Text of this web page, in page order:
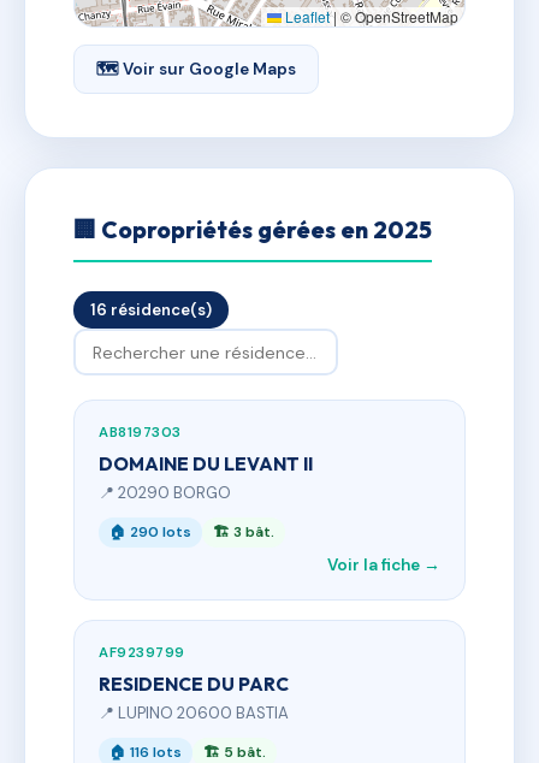
Leaflet| © OpenStreetMap
🗺 Voir sur Google Maps
🏢 Copropriétés gérées en 2025
16 résidence(s)
AB8197303
DOMAINE DU LEVANT II
📍 20290 BORGO
🏠 290 lots 🏗 3 bât.
Voir la fiche →
AF9239799
RESIDENCE DU PARC
📍 LUPINO 20600 BASTIA
🏠 116 lots 🏗 5 bât.